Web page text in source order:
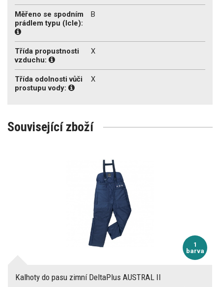
Měřeno se spodním
prádlem typu (Icle):
B
Třída propustnosti
vzduchu:
X
Třída odolnosti vůči
prostupu vody:
X
Související zboží
1
barva
Kalhoty do pasu zimní DeltaPlus AUSTRAL II